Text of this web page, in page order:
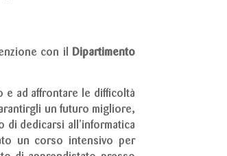
con il Dipartimento
e ad affrontare le difficoltà
un futuro migliore,
dedicarsi all’informatica
un corso intensivo per